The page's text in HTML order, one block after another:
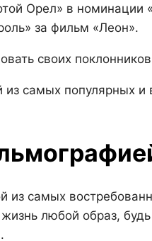
Орел» в номинации
за фильм «Леон».
своих
самых популярных и
из самых
любой образ,